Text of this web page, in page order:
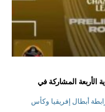
الأربعة المشاركة في
أبطال إفريقيا وكأس